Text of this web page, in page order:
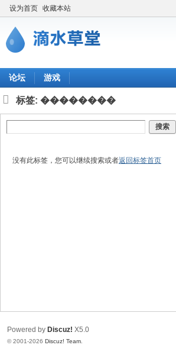
设为首页 收藏本站
论坛 游戏
标签: ��������
搜索
没有此标签，您可以继续搜索或者返回标签首页
Powered by Discuz! X5.0
© 2001-2026 Discuz! Team